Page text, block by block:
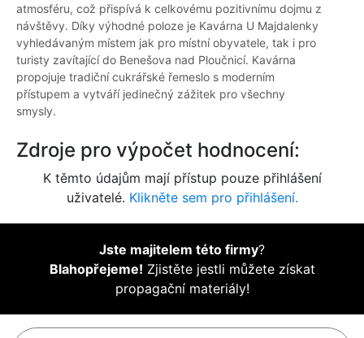
atmosféru, což přispívá k celkovému pozitivnímu dojmu z
návštěvy. Díky výhodné poloze je Kavárna U Majdalenky
vyhledávaným místem jak pro místní obyvatele, tak i pro
turisty zavítající do Benešova nad Ploučnicí. Kavárna
propojuje tradiční cukrářské řemeslo s moderním
přístupem a vytváří jedinečný zážitek pro všechny
smysly.
Zdroje pro výpočet hodnocení:
K těmto údajům mají přístup pouze přihlášení
uživatelé. Klikněte sem pro přihlášení.
Jste majitelem této firmy?
Blahopřejeme! Zjistěte jestli můžete získat
propagační materiály!